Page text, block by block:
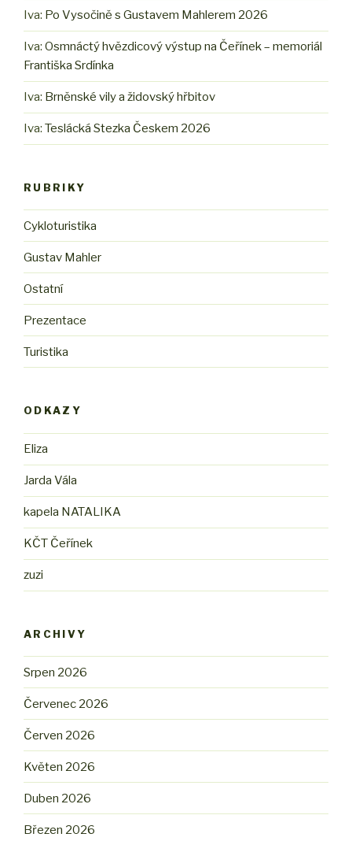
Iva: Po Vysočině s Gustavem Mahlerem 2026
Iva: Osmnáctý hvězdicový výstup na Čeřínek – memoriál
Františka Srdínka
Iva: Brněnské vily a židovský hřbitov
Iva: Teslácká Stezka Českem 2026
RUBRIKY
Cykloturistika
Gustav Mahler
Ostatní
Prezentace
Turistika
ODKAZY
Eliza
Jarda Vála
kapela NATALIKA
KČT Čeřínek
zuzi
ARCHIVY
Srpen 2026
Červenec 2026
Červen 2026
Květen 2026
Duben 2026
Březen 2026